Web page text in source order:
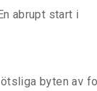
abrupt start i
byten av